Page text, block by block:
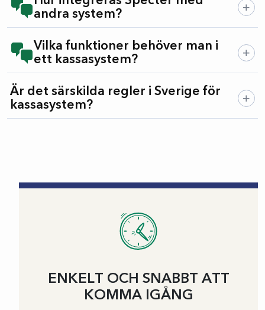
andra system?
Vilka funktioner behöver man i
ett kassasystem?
Är det särskilda regler i Sverige för
kassasystem?
ENKELT OCH SNABBT ATT
KOMMA IGÅNG